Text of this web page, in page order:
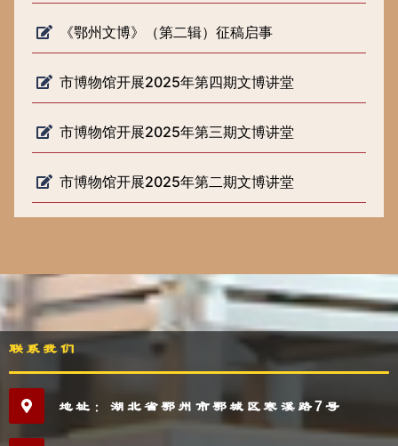
《鄂州文博》（第二辑）征稿启事
市博物馆开展2025年第四期文博讲堂
市博物馆开展2025年第三期文博讲堂
市博物馆开展2025年第二期文博讲堂
联系我们
地址：湖北省鄂州市鄂城区寒溪路7号